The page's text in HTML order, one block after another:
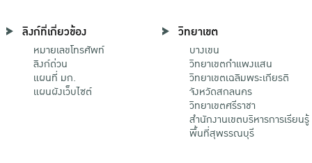
ลิงก์ที่เกี่ยวข้อง
หมายเลขโทรศัพท์
ลิงก์ด่วน
แผนที่ มก.
แผนผังเว็บไซต์
วิทยาเขต
บางเขน
วิทยาเขตกําแพงแสน
วิทยาเขตเฉลิมพระเกียรติ
จังหวัดสกลนคร
วิทยาเขตศรีราชา
สำนักงานเขตบริหารการเรียนรู้
พื้นที่สุพรรณบุรี